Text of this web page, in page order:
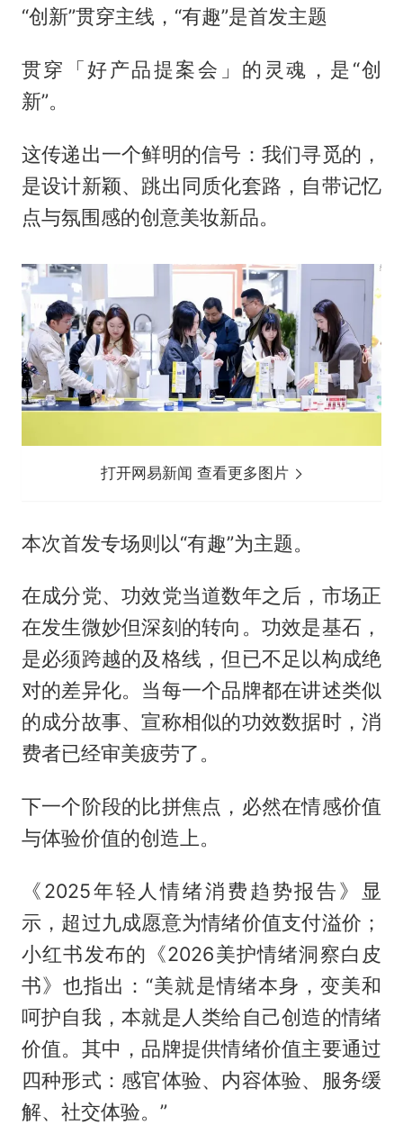
“创新”贯穿主线，“有趣”是首发主题
贯穿「好产品提案会」的灵魂，是“创
新”。
这传递出一个鲜明的信号：我们寻觅的，
是设计新颖、跳出同质化套路，自带记忆
点与氛围感的创意美妆新品。
打开网易新闻 查看更多图片
本次首发专场则以“有趣”为主题。
在成分党、功效党当道数年之后，市场正
在发生微妙但深刻的转向。功效是基石，
是必须跨越的及格线，但已不足以构成绝
对的差异化。当每一个品牌都在讲述类似
的成分故事、宣称相似的功效数据时，消
费者已经审美疲劳了。
下一个阶段的比拼焦点，必然在情感价值
与体验价值的创造上。
《2025年轻人情绪消费趋势报告》显
示，超过九成愿意为情绪价值支付溢价；
小红书发布的《2026美护情绪洞察白皮
书》也指出：“美就是情绪本身，变美和
呵护自我，本就是人类给自己创造的情绪
价值。其中，品牌提供情绪价值主要通过
四种形式：感官体验、内容体验、服务缓
解、社交体验。”